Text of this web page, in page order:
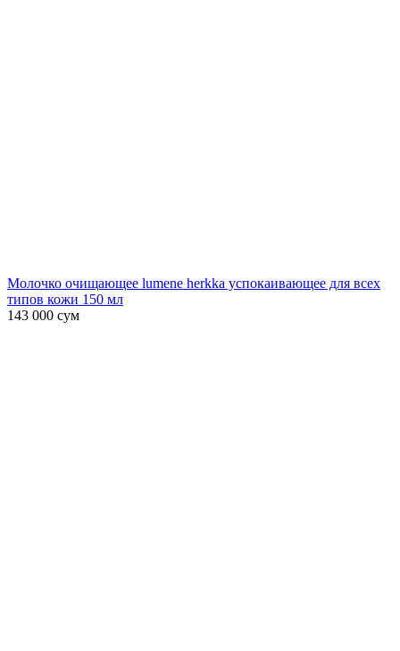
Молочко очищающее lumene herkka успокаивающее для всех
типов кожи 150 мл
143 000 сум